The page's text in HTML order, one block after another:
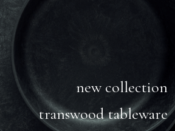
new collection
transwood tableware